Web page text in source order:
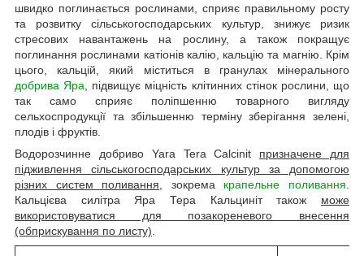
швидко поглинається рослинами, сприяє правильному росту
та розвитку сільськогосподарських культур, знижує ризик
стресових навантажень на рослину, а також покращує
поглинання рослинами катіонів калію, кальцію та магнію. Крім
цього, кальцій, який міститься в гранулах мінерального
добрива Яра , підвищує міцність клітинних стінок рослини, що
так само сприяє поліпшенню товарного вигляду
сельхоспродукції та збільшенню терміну зберігання зелені,
плодів і фруктів.
Водорозчинне добриво Yara Tera Calcinit призначене для
підживлення сільськогосподарських культур за допомогою
різних систем поливання , зокрема крапельне поливання
Кальцієва силітра Яра Тера Кальциніт також може
використовуватися для позакореневого внесення
(обприскування по листу)